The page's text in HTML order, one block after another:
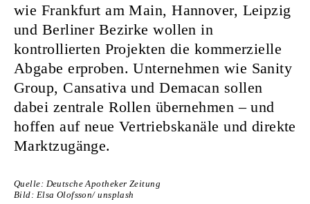
wie Frankfurt am Main, Hannover, Leipzig
und Berliner Bezirke wollen in
kontrollierten Projekten die kommerzielle
Abgabe erproben. Unternehmen wie Sanity
Group, Cansativa und Demacan sollen
dabei zentrale Rollen übernehmen – und
hoffen auf neue Vertriebskanäle und direkte
Marktzugänge.
Quelle: Deutsche Apotheker Zeitung
Bild: Elsa Olofsson/ unsplash